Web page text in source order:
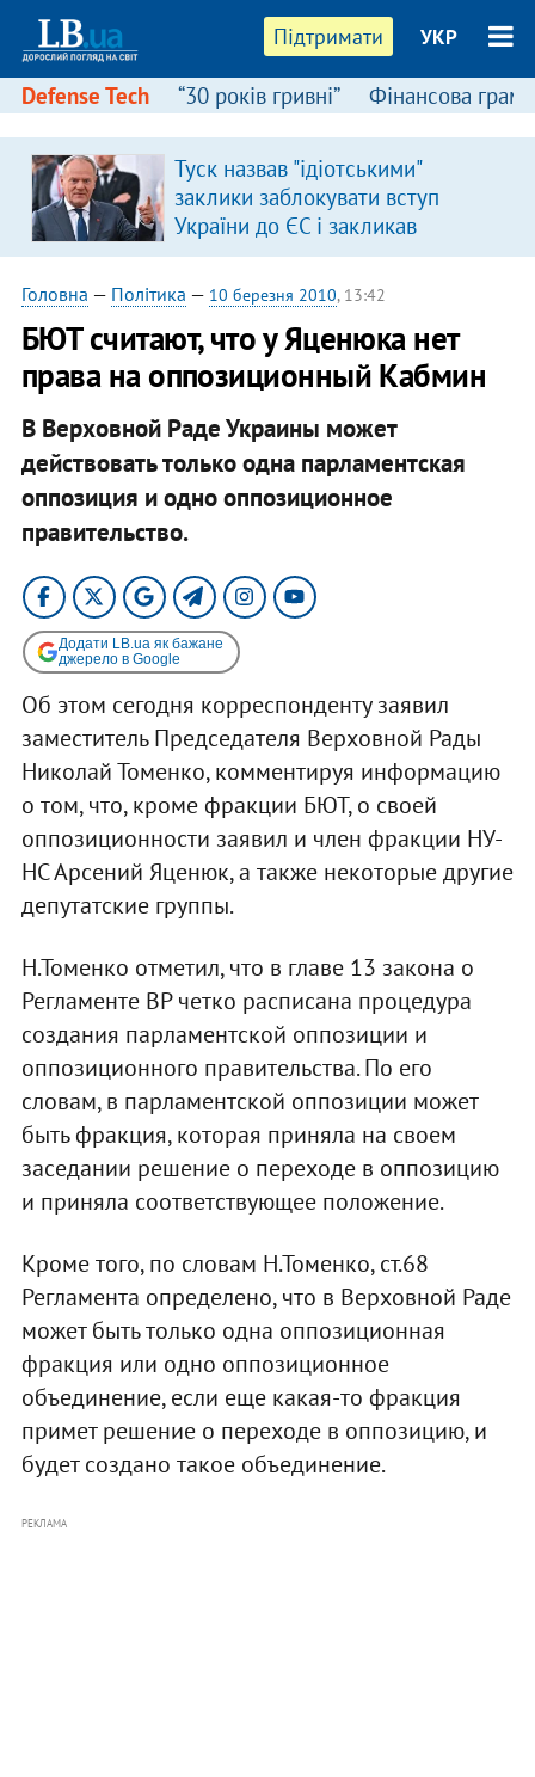
Підтримати УКР
Defense Tech “30 років гривні” Фінансова
Туск назвав "ідіотськими"
заклики заблокувати вступ
України до ЄС і закликав
припинити антиукраїнську
риторику
Головна — Політика — 10 березня 2010, 13:42
БЮТ считают, что у Яценюка нет
права на оппозиционный Кабмин
В Верховной Раде Украины может
действовать только одна парламентская
оппозиция и одно оппозиционное
правительство.
Додати LB.ua як бажане
джерело в Google
Об этом сегодня корреспонденту заявил
заместитель Председателя Верховной Рады
Николай Томенко, комментируя информацию
о том, что, кроме фракции БЮТ, о своей
оппозиционности заявил и член фракции НУ-
НС Арсений Яценюк, а также некоторые другие
депутатские группы.
Н.Томенко отметил, что в главе 13 закона о
Регламенте ВР четко расписана процедура
создания парламентской оппозиции и
оппозиционного правительства. По его
словам, в парламентской оппозиции может
быть фракция, которая приняла на своем
заседании решение о переходе в оппозицию
и приняла соответствующее положение.
Кроме того, по словам Н.Томенко, ст.68
Регламента определено, что в Верховной Раде
может быть только одна оппозиционная
фракция или одно оппозиционное
объединение, если еще какая-то фракция
примет решение о переходе в оппозицию, и
будет создано такое объединение.
РЕКЛАМА